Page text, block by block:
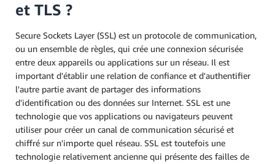
et TLS ?
Secure Sockets Layer (SSL) est un protocole de communication,
ou un ensemble de règles, qui crée une connexion sécurisée
entre deux appareils ou applications sur un réseau. Il est
important d'établir une relation de confiance et d'authentifier
l'autre partie avant de partager des informations
d'identification ou des données sur Internet. SSL est une
technologie que vos applications ou navigateurs peuvent
utiliser pour créer un canal de communication sécurisé et
chiffré sur n'importe quel réseau. SSL est toutefois une
technologie relativement ancienne qui présente des failles de